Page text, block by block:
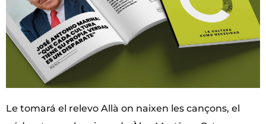
Le tomará el relevo Allà on naixen les cançons, el